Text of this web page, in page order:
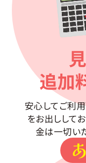
追加
安心してご利
をお出しして
金は一切い